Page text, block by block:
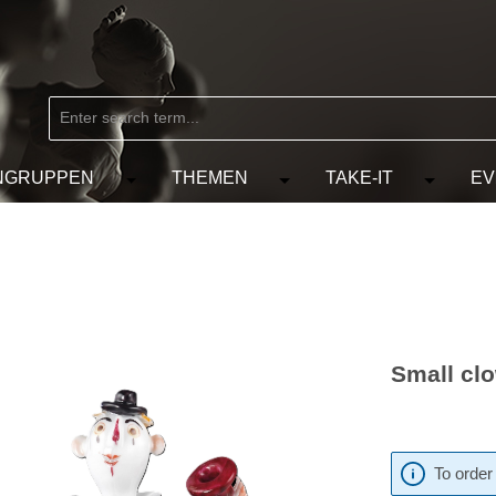
the category MARKEN
the dropdown menu from the category KÜNSTLER
Open or close the dropdown menu from the
THEMEN Open or close the
TAKE-IT Open or
Small
To